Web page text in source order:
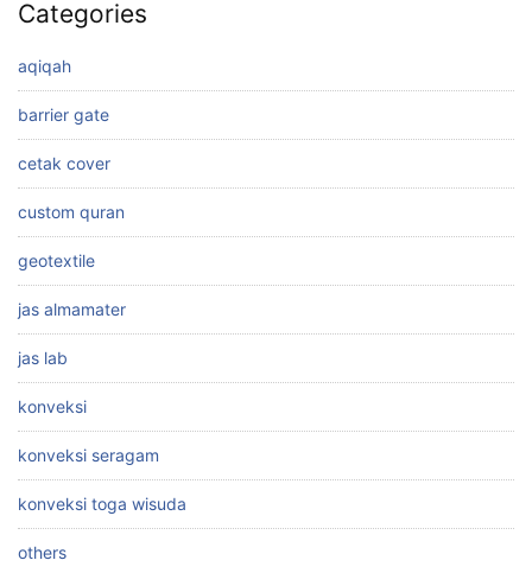
Categories
aqiqah
barrier gate
cetak cover
custom quran
geotextile
jas almamater
jas lab
konveksi
konveksi seragam
konveksi toga wisuda
others